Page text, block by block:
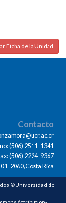
Ficha de la Unidad
Contacto
(506) 2511-1341
(506) 2224-9367
2060,Costa Rica
© Universidad de